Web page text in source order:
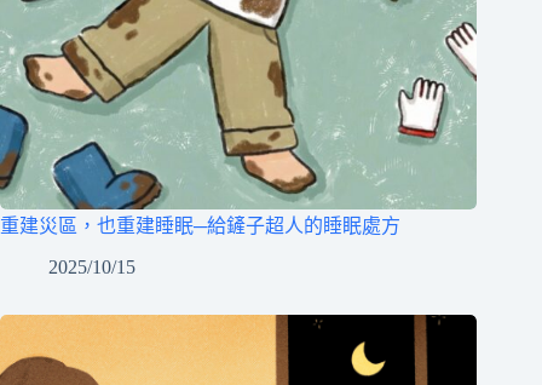
重建災區，也重建睡眠─給鏟子超人的睡眠處方
2025/10/15